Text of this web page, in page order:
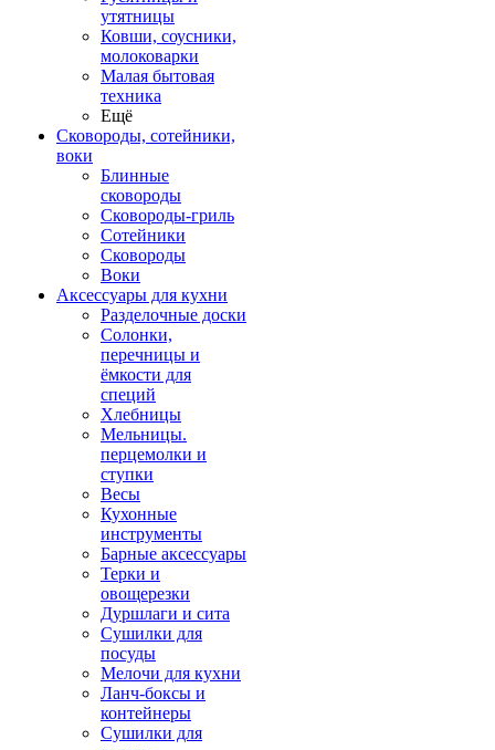
утятницы
Ковши, соусники,
молоковарки
Малая бытовая
техника
Ещё
Сковороды, сотейники,
воки
Блинные
сковороды
Сковороды-гриль
Сотейники
Сковороды
Воки
Аксессуары для кухни
Разделочные доски
Солонки,
перечницы и
ёмкости для
специй
Хлебницы
Мельницы.
перцемолки и
ступки
Весы
Кухонные
инструменты
Барные аксессуары
Терки и
овощерезки
Дуршлаги и сита
Сушилки для
посуды
Мелочи для кухни
Ланч-боксы и
контейнеры
Сушилки для